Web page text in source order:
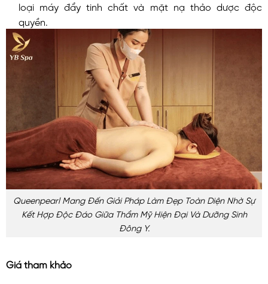
loại máy đẩy tinh chất và mặt nạ thảo dược độc
quyền.
Queenpearl Mang Đến Giải Pháp Làm Đẹp Toàn Diện Nhờ Sự
Kết Hợp Độc Đáo Giữa Thẩm Mỹ Hiện Đại Và Dưỡng Sinh
Đông Y.
Giá tham khảo